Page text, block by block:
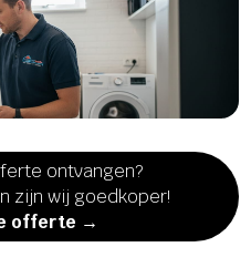
ontvangen?
zijn wij goedkoper!
offerte →